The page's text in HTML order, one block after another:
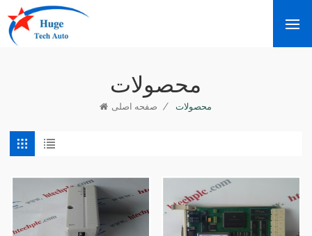
محصولات
صفحه اصلی / محصولات